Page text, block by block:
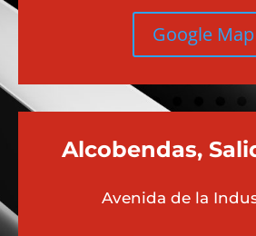
Google Map
Alcobendas,
Avenida de la